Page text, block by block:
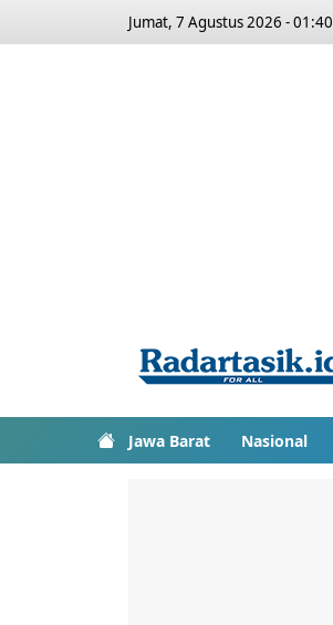
Jumat, 7 Agustus 2026 - 01:40
Jawa Barat Nasional